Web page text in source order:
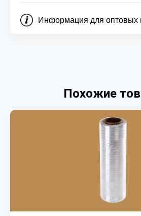
Информация для оптовых
Похожие